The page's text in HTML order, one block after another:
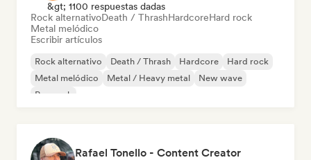
&gt; 1100 respuestas dadas
Rock alternativoDeath / ThrashHardcoreHard rock
Metal melódico
Escribir artículos
Rock alternativo Death / Thrash Hardcore
Hard rock
Metal melódico
Metal / Heavy metal
New wave
Pop rock
Rafael Tonello - Content Creator